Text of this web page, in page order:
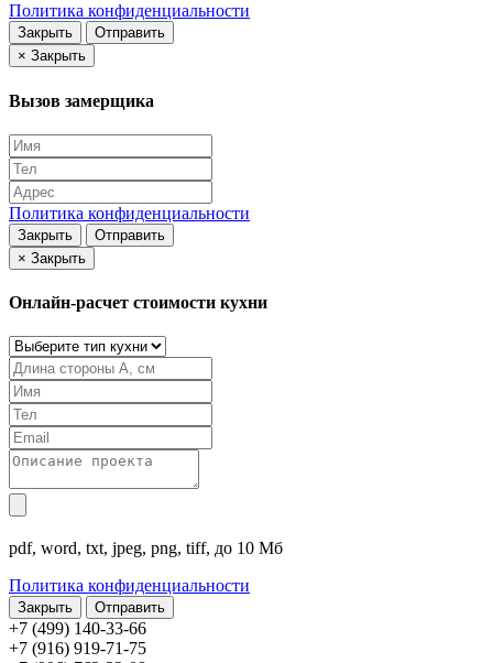
Политика конфиденциальности
Закрыть
Отправить
× Закрыть
Вызов замерщика
Политика конфиденциальности
Закрыть
Отправить
× Закрыть
Онлайн-расчет стоимости кухни
pdf, word, txt, jpeg, png, tiff, до 10 Мб
Политика конфиденциальности
Закрыть
+7 (499) 140-33-66
+7 (916) 919-71-75